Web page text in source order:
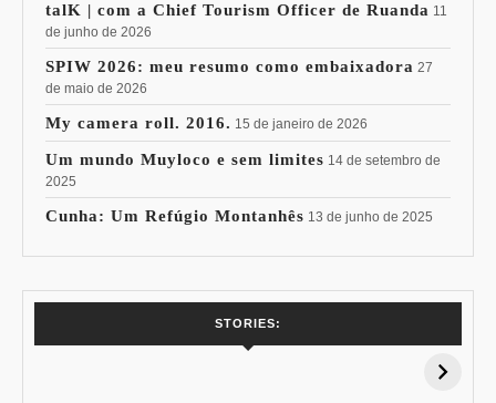
talK | com a Chief Tourism Officer de Ruanda 11
de junho de 2026
SPIW 2026: meu resumo como embaixadora 27
de maio de 2026
My camera roll. 2016. 15 de janeiro de 2026
Um mundo Muyloco e sem limites 14 de setembro de
2025
Cunha: Um Refúgio Montanhês 13 de junho de 2025
STORIES:
15% de
Pessoal: Os